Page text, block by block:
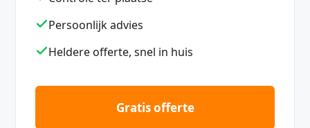
Persoonlijk advies
Heldere offerte, snel in huis
Gratis offerte